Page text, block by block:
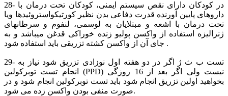
28- در کودکان دارای نقص سیستم ایمنی، کودکان تحت درمان با
داروهای پایین آورنده قدرت دفاعی بدن نظیر کورتیکواستروئیدها ویا
تحت درمان با اشعه و مبتلایان به لوسمی، لنفوم و سرطانهای
ژنرالیزه استفاده از واکسن پولیو زنده خوراکی قدغن میباشد و به
جای آن از واکسن کشته تزریقی باید استفاده شود .
29- تست ب ث ژ اگر در دو هفته اول نوزادی تزریق شود نیاز به
انجام تست توبرکولین (PPD) نیست ولی اگر بعد از 16 روزگی
بخواهید اولین تزریق انجام شود باید تست توبرکولین انجام شود و در
صورت منفی بودن واکسن زده می شود.